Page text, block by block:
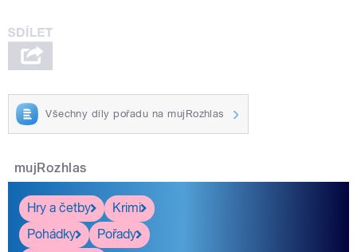
Všechny díly pořadu na mujRozhlas
mujRozhlas
Hry a četby
Krimi
Pohádky
Pořady